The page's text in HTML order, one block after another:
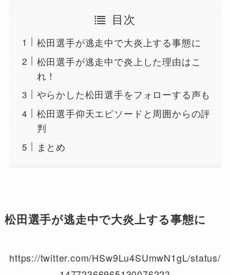
目次
松田選手が逃走中で大炎上する事態に
松田選手が逃走中で炎上した理由はこ
れ！
やらかした松田選手をフォローする声も
松田選手仰天エピソードと周囲からの評
判
まとめ
松田選手が逃走中で大炎上する事態に
https://twitter.com/HSw9Lu4SUmwN1gL/status/